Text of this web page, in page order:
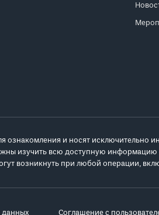
ознакомления и носят исключительно
изучить всю доступную информацию
возникнуть при любой операции,
данных Соглашение с